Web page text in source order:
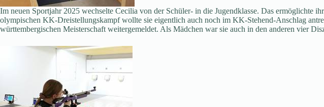
Im neuen Sportjahr 2025 wechselte Cecilia von der Schüler- in die Jugendklasse. Das
olympischen KK-Dreistellungskampf wollte sie eigentlich auch noch im KK-Stehend-Anschlag
württembergischen Meisterschaft weitergemeldet. Als Mädchen war sie auch in den anderen vier